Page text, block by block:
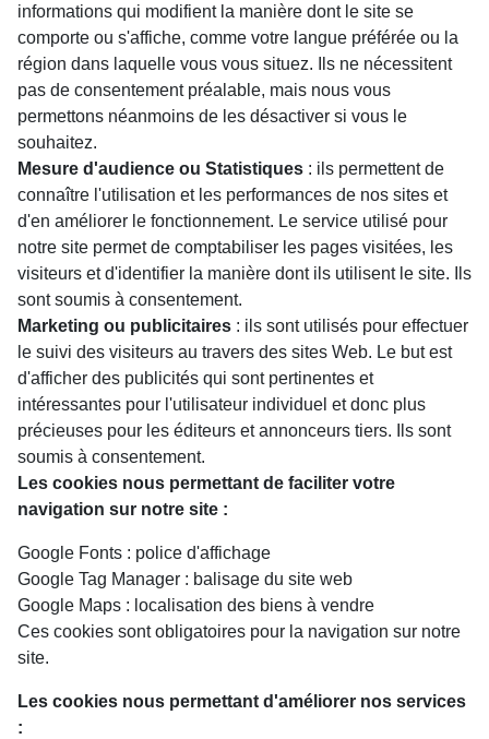
informations qui modifient la manière dont le site se
comporte ou s'affiche, comme votre langue préférée ou la
région dans laquelle vous vous situez. Ils ne nécessitent
pas de consentement préalable, mais nous vous
permettons néanmoins de les désactiver si vous le
souhaitez.
Mesure d'audience ou Statistiques : ils permettent de
connaître l'utilisation et les performances de nos sites et
d'en améliorer le fonctionnement. Le service utilisé pour
notre site permet de comptabiliser les pages visitées, les
visiteurs et d'identifier la manière dont ils utilisent le site. Ils
sont soumis à consentement.
Marketing ou publicitaires : ils sont utilisés pour effectuer
le suivi des visiteurs au travers des sites Web. Le but est
d'afficher des publicités qui sont pertinentes et
intéressantes pour l'utilisateur individuel et donc plus
précieuses pour les éditeurs et annonceurs tiers. Ils sont
soumis à consentement.
Les cookies nous permettant de faciliter votre
navigation sur notre site :
Google Fonts : police d'affichage
Google Tag Manager : balisage du site web
Google Maps : localisation des biens à vendre
Ces cookies sont obligatoires pour la navigation sur notre
site.
Les cookies nous permettant d'améliorer nos services
: